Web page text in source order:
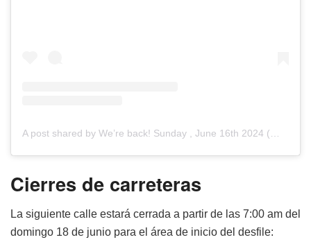
Cierres de carreteras
La siguiente calle estará cerrada a partir de las 7:00 am del
domingo 18 de junio para el área de inicio del desfile: